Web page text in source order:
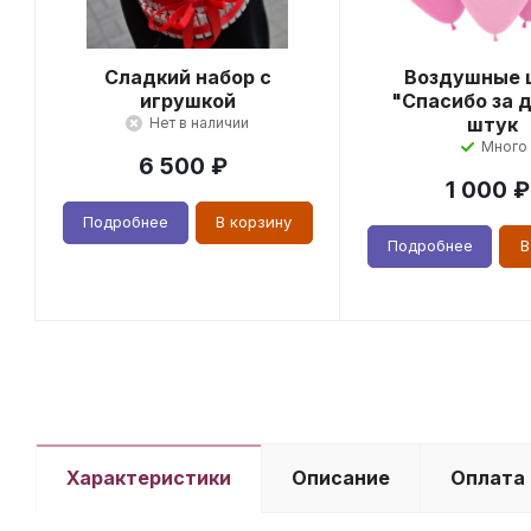
Сладкий набор с
игрушкой
Нет в наличии
6 500 ₽
Подробнее В корзину
Воздушные
"Спасибо за
штук
Много
1 000 ₽
Подробнее
Характеристики Описание Оплата